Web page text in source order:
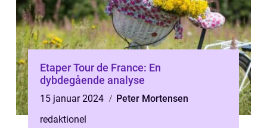
Etaper Tour de France: En
dybdegående analyse
15 januar 2024
Peter Mortensen
redaktionel